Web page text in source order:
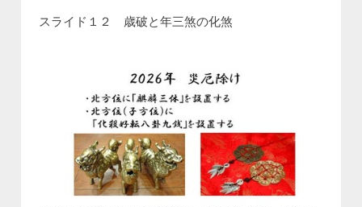
スライド１２ 歳破と年三煞の化煞